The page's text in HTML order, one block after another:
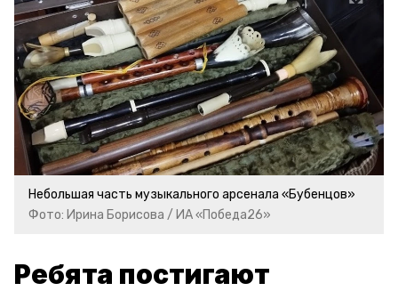
Небольшая часть музыкального арсенала «Бубенцов»
Фото: Ирина Борисова / ИА «Победа26»
Ребята постигают